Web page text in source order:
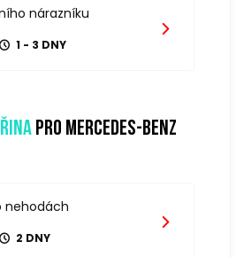
nárazníku
1 - 3 DNY
pro mercedes-benz
nehodách
2 DNY